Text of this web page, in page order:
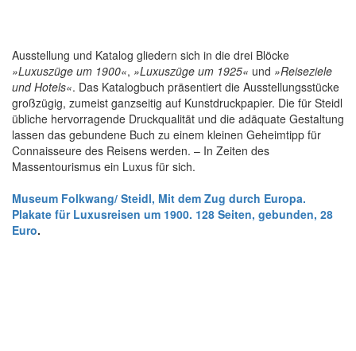
Ausstellung und Katalog gliedern sich in die drei Blöcke
»Luxuszüge um 1900«, »Luxuszüge um 1925« und »Reiseziele
und Hotels«. Das Katalogbuch präsentiert die Ausstellungsstücke
großzügig, zumeist ganzseitig auf Kunstdruckpapier. Die für Steidl
übliche hervorragende Druckqualität und die adäquate Gestaltung
lassen das gebundene Buch zu einem kleinen Geheimtipp für
Connaisseure des Reisens werden. – In Zeiten des
Massentourismus ein Luxus für sich.
Museum Folkwang/ Steidl, Mit dem Zug durch Europa.
Plakate für Luxusreisen um 1900. 128 Seiten, gebunden, 28
Euro.